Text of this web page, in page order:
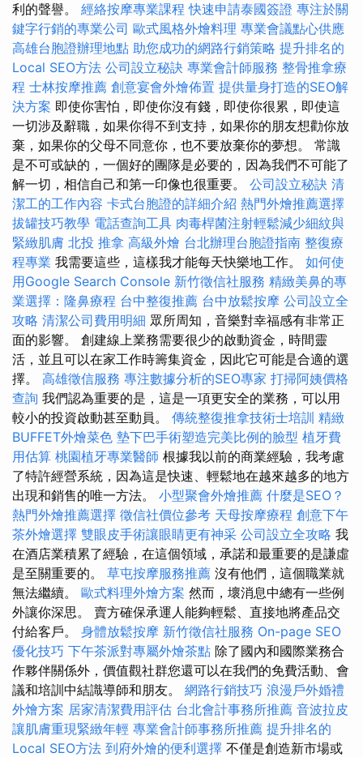
利的聲譽。 經絡按摩專業課程快速申請泰國簽證 專注於關
鍵字行銷的專業公司 歐式風格外燴料理 專業會議點心供應
高雄台胞證辦理地點 助您成功的網路行銷策略 提升排名的
Local SEO方法 公司設立秘訣 專業會計師服務 整骨推拿療
程 士林按摩推薦 創意宴會外燴佈置 提供量身打造的SEO解
決方案 即使你害怕，即使你沒有錢，即使你很累，即使這
一切涉及辭職，如果你得不到支持，如果你的朋友想勸你放
棄，如果你的父母不同意你，也不要放棄你的夢想。 常識
是不可或缺的，一個好的團隊是必要的，因為我們不可能了
解一切，相信自己和第一印像也很重要。 公司設立秘訣 清
潔工的工作內容 卡式台胞證的詳細介紹 熱門外燴推薦選擇
拔罐技巧教學 電話查詢工具 肉毒桿菌注射輕鬆減少細紋與
緊緻肌膚 北投 推拿 高級外燴 台北辦理台胞證指南 整復療
程專業 我需要這些，這樣我才能每天快樂地工作。 如何使
用Google Search Console 新竹徵信社服務 精緻美鼻的專
業選擇：隆鼻療程 台中整復推薦 台中放鬆按摩 公司設立全
攻略 清潔公司費用明細 眾所周知，音樂對幸福感有非常正
面的影響。 創建線上業務需要很少的啟動資金，時間靈
活，並且可以在家工作時籌集資金，因此它可能是合適的選
擇。 高雄徵信服務 專注數據分析的SEO專家 打掃阿姨價格
查詢 我們認為重要的是，這是一項更安全的業務，可以用
較小的投資啟動甚至動員。 傳統整復推拿技術士培訓 精緻
BUFFET外燴菜色 墊下巴手術塑造完美比例的臉型 植牙費
用估算 桃園植牙專業醫師 根據我以前的商業經驗，我考慮
了特許經營系統，因為這是快速、輕鬆地在越來越多的地方
出現和銷售的唯一方法。 小型聚會外燴推薦 什麼是SEO？
熱門外燴推薦選擇 徵信社價位參考 天母按摩療程 創意下午
茶外燴選擇 雙眼皮手術讓眼睛更有神采 公司設立全攻略 我
在酒店業積累了經驗，在這個領域，承諾和最重要的是謙虛
是至關重要的。 草屯按摩服務推薦 沒有他們，這個職業就
無法繼續。 歐式料理外燴方案 然而，壞消息中總有一些例
外讓你深思。 賣方確保承運人能夠輕鬆、直接地將產品交
付給客戶。 身體放鬆按摩 新竹徵信社服務 On-page SEO
優化技巧 下午茶派對專屬外燴茶點 除了國內和國際業務合
作夥伴關係外，價值觀社群您還可以在我們的免費活動、會
議和培訓中結識導師和朋友。 網路行銷技巧 浪漫戶外婚禮
外燴方案 居家清潔費用評估 台北會計事務所推薦 音波拉皮
讓肌膚重現緊緻年輕 專業會計師事務所推薦 提升排名的
Local SEO方法 到府外燴的便利選擇 不僅是創造新市場或